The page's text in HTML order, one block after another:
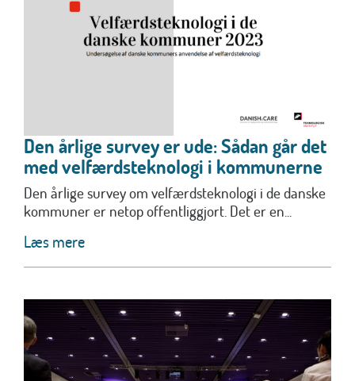
Den årlige survey er ude: Sådan går det
med velfærdsteknologi i kommunerne
Den årlige survey om velfærdsteknologi i de danske
kommuner er netop offentliggjort. Det er en...
Læs mere